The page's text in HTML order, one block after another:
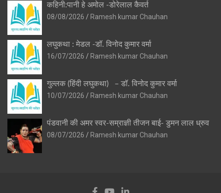
कहिनी:पानी हे अमोल -डोरेलाल कैवर्त
08/08/2026
Ramesh kumar Chauhan
लघुकथा : मेडल -डॉ. विनोद कुमार वर्मा
16/07/2026
Ramesh kumar Chauhan
गुल्लक (हिंदी लघुकथा) – डॉ. विनोद कुमार वर्मा
10/07/2026
Ramesh kumar Chauhan
पंडवानी की अमर स्वर-सम्राज्ञी तीजन बाई- डुमन लाल ध्रुव
08/07/2026
Ramesh kumar Chauhan